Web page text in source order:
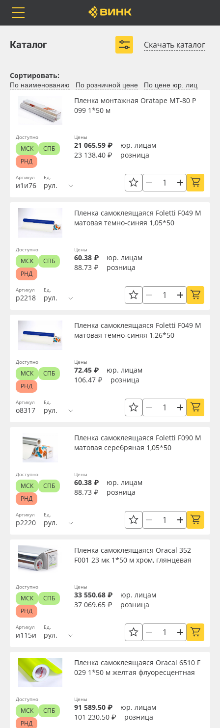
Бренды
Каталог
Бренды
Доставка
Сервис
Инструкции
Компания
Контакты
Избранное
8 800 550 7888
Весь каталог
Рулонные материалы
Самоклеящиеся плёнки
Листовые материалы
Клей, скотчи и крепёж
Мобильные конструкции и POS-материалы
Профильные системы
Сублимация и термотрансфер
Упаковочные материалы
Оборудование и инструмент
Oracal 641
Orajet 3640
Плёнка монтажная Oratape
ПЭТ бэклит
Баннер
Заготовки для сувениров
Каталог Скачать каталог
Рулонные материалы
Самоклеящиеся плёнки
Клей, скотчи и крепёж
Мобильные конструкции и POS-материалы
Профильные системы
Развернуть (5)
Доступность
Сбросить фильтр
Сортировать:
По наименованию По розничной цене По цене юр. лиц
Артикул
и1и76
Пленка монтажная Oratape MT-80 P
099 1*50 м
Ед.
рул.
Цены
21 065.59 ₽
юр. лицам
23 138.40 ₽
розница
Доступно
МСК
СПБ
РНД
Артикул
р2218
Пленка самоклеящаяся Foletti F049 M
матовая темно-синяя 1,05*50
Ед.
рул.
Цены
60.38 ₽
юр. лицам
88.73 ₽
розница
Доступно
МСК
СПБ
РНД
Артикул
о8317
Пленка самоклеящаяся Foletti F049 M
матовая темно-синяя 1,26*50
Ед.
рул.
Цены
72.45 ₽
юр. лицам
106.47 ₽
розница
Доступно
МСК
СПБ
РНД
Артикул
р2220
Пленка самоклеящаяся Foletti F090 M
матовая серебряная 1,05*50
Ед.
рул.
Цены
60.38 ₽
юр. лицам
88.73 ₽
розница
Доступно
МСК
СПБ
РНД
Артикул
и115и
Пленка самоклеящаяся Oracal 352
F001 23 мк 1*50 м хром, глянцевая
Ед.
рул.
Цены
33 550.68 ₽
юр. лицам
37 069.65 ₽
розница
Доступно
МСК
СПБ
РНД
Пленка самоклеящаяся Oracal 6510 F
029 1*50 м желтая флуоресцентная
Цены
91 589.50 ₽
юр. лицам
101 230.50 ₽
розница
Доступно
МСК
СПБ
РНД